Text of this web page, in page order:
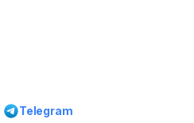
Telegram